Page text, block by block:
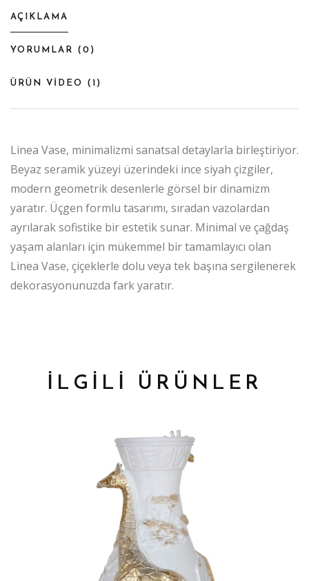
AÇIKLAMA
YORUMLAR ( 0 )
ÜRÜN VİDEO ( 1 )
Linea Vase, minimalizmi sanatsal detaylarla birleştiriyor.
Beyaz seramik yüzeyi üzerindeki ince siyah çizgiler,
modern geometrik desenlerle görsel bir dinamizm
yaratır. Üçgen formlu tasarımı, sıradan vazolardan
ayrılarak sofistike bir estetik sunar. Minimal ve çağdaş
yaşam alanları için mükemmel bir tamamlayıcı olan
Linea Vase, çiçeklerle dolu veya tek başına sergilenerek
dekorasyonunuzda fark yaratır.
İLGİLİ ÜRÜNLER